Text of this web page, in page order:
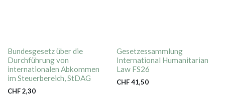
Bundesgesetz über die
Durchführung von
internationalen Abkommen
im Steuerbereich, StDAG
CHF2,30
Gesetzessammlung
International Humanitarian
Law FS26
CHF41,50